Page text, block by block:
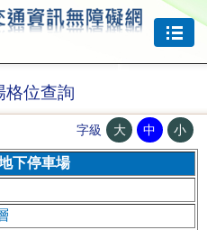
格位查詢
字級 大 中 小
下停車場